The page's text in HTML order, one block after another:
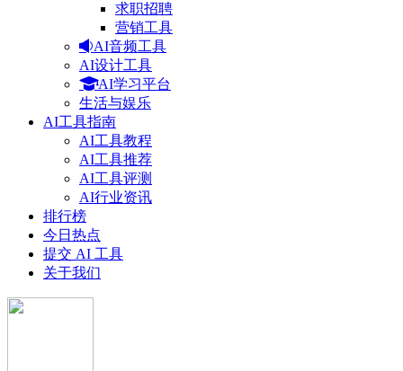
求职招聘
营销工具
AI音频工具
AI设计工具
AI学习平台
生活与娱乐
AI工具指南
AI工具教程
AI工具推荐
AI工具评测
AI行业资讯
排行榜
今日热点
提交 AI 工具
关于我们